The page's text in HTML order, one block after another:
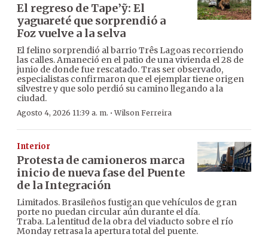
El regreso de Tape’ỹ: El
yaguareté que sorprendió a
Foz vuelve a la selva
El felino sorprendió al barrio Três Lagoas recorriendo
las calles. Amaneció en el patio de una vivienda el 28 de
junio de donde fue rescatado. Tras ser observado,
especialistas confirmaron que el ejemplar tiene origen
silvestre y que solo perdió su camino llegando a la
ciudad.
Agosto 4, 2026 11:39 a. m. ·Wilson Ferreira
Interior
Protesta de camioneros marca
inicio de nueva fase del Puente
de la Integración
Limitados. Brasileños fustigan que vehículos de gran
porte no puedan circular aún durante el día.
Traba. La lentitud de la obra del viaducto sobre el río
Monday retrasa la apertura total del puente.